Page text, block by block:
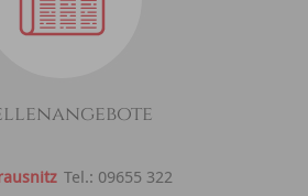
Tel.: 09655 322